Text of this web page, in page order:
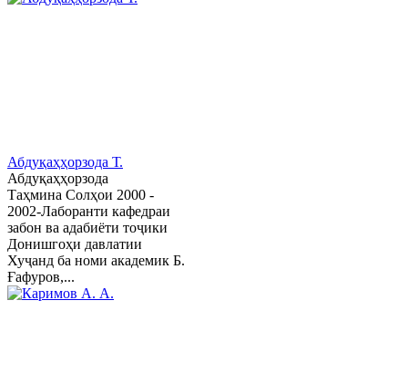
Абдуқаҳҳорзода Т.
Абдуқаҳҳорзода
Таҳмина Солҳои 2000 -
2002-Лаборанти кафедраи
забон ва адабиёти тоҷики
Донишгоҳи давлатии
Хуҷанд ба номи академик Б.
Ғафуров,...